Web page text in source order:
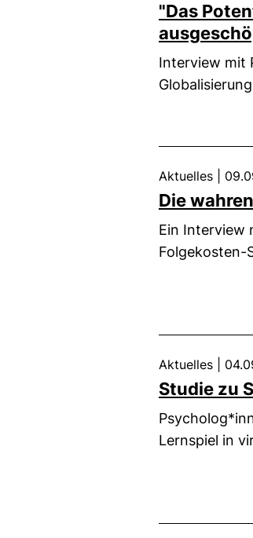
"Das
Interview mit
Die
Aktuelles
Ein Interview
Folgekosten-
Studie zu
Aktuelles
Lernspiel in